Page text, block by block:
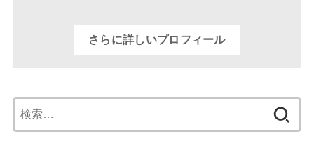
さらに詳しいプロフィール
索: